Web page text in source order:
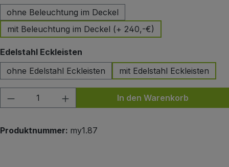
ohne Beleuchtung im Deckel
mit Beleuchtung im Deckel (+ 240,-€)
Edelstahl Eckleisten
ohne Edelstahl Eckleisten
mit Edelstahl Eckleisten
Produkt Anzahl: Gib den gewünschten
In den Warenkorb
Produktnummer: my1.87